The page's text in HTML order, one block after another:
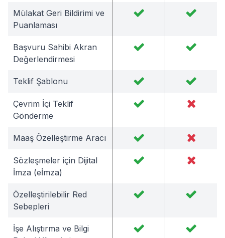
Mülakat Geri Bildirimi ve
Puanlaması
Başvuru Sahibi Akran
Değerlendirmesi
Teklif Şablonu
Çevrim İçi Teklif
Gönderme
Maaş Özelleştirme Aracı
Sözleşmeler için Dijital
İmza (eİmza)
Özelleştirilebilir Red
Sebepleri
İşe Alıştırma ve Bilgi